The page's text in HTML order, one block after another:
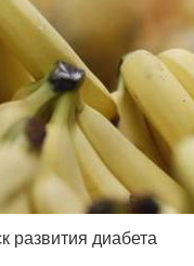
развития диабета